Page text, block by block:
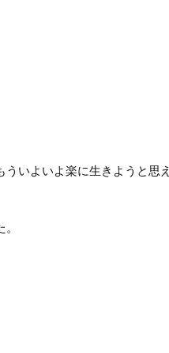
いよいよ楽に生きようと思え